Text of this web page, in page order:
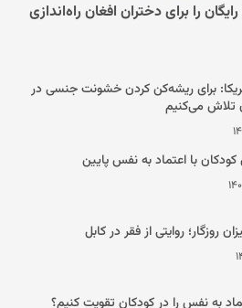
را برای دختران افغان راه‌اندازی
برای ریشه‌کن کردن خشونت جنسی در
تلاش می‌کنیم
۶
با اعتماد به نفس پایین
۲۸
روزگار؛ روایتی از فقر در کابل
به نفس را در کودکان تقویت کنیم؟